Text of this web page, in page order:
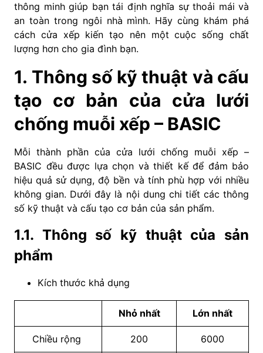
thông minh giúp bạn tái định nghĩa sự thoải mái và
an toàn trong ngôi nhà mình. Hãy cùng khám phá
cách cửa xếp kiến tạo nên một cuộc sống chất
lượng hơn cho gia đình bạn.
1. Thông số kỹ thuật và cấu
tạo cơ bản của cửa lưới
chống muỗi xếp – BASIC
Mỗi thành phần của cửa lưới chống muỗi xếp –
BASIC đều được lựa chọn và thiết kế để đảm bảo
hiệu quả sử dụng, độ bền và tính phù hợp với nhiều
không gian. Dưới đây là nội dung chi tiết các thông
số kỹ thuật và cấu tạo cơ bản của sản phẩm.
1.1. Thông số kỹ thuật của sản
phẩm
Kích thước khả dụng
Nhỏ nhất Lớn nhất
Chiều rộng 200 6000